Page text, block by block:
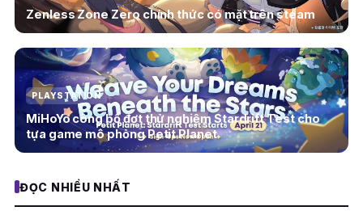
Zenless Zone Zero chính thức có mặt trên steam
PLAYSTATION
MiHoYo công bố đợt thử nghiệm Stardrift Test cho
tựa game mô phỏng Petit Planet
ĐỌC NHIỀU NHẤT